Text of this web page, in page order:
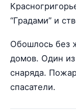
“Градами” и
Обошлось без
домов. Один из
снаряда.
спасатели.